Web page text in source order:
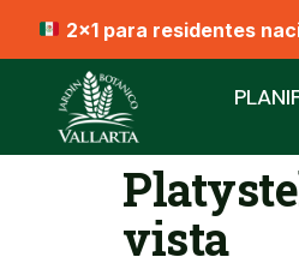
2x1 para residentes
vista